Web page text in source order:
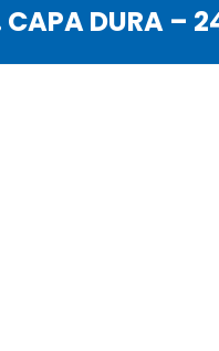
CAPA DURA –